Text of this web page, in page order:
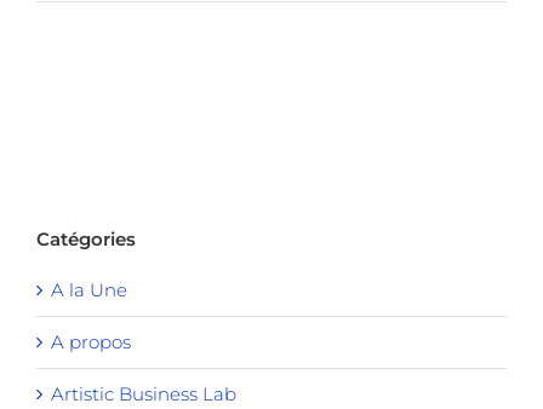
Catégories
A la Une
A propos
Artistic Business Lab